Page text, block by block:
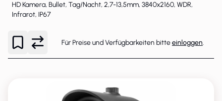
HD Kamera, Bullet, Tag/Nacht, 2,7-13,5mm, 3840x2160, WDR,
Infrarot, IP67
Für Preise und Verfügbarkeiten bitteeinloggen.